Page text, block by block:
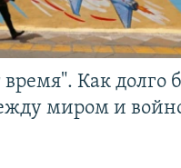
Как долго
миром и